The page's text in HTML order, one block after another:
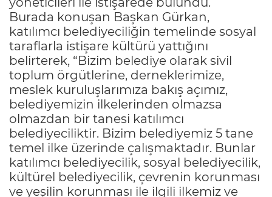
Burada konuşan Başkan Gürkan,
katılımcı belediyeciliğin temelinde sosyal
taraflarla istişare kültürü yattığını
belirterek, “Bizim belediye olarak sivil
toplum örgütlerine, derneklerimize,
meslek kuruluşlarımıza bakış açımız,
belediyemizin ilkelerinden olmazsa
olmazdan bir tanesi katılımcı
belediyeciliktir. Bizim belediyemiz 5 tane
temel ilke üzerinde çalışmaktadır. Bunlar
katılımcı belediyecilik, sosyal belediyecilik,
kültürel belediyecilik, çevrenin korunması
ve yeşilin korunması ile ilgili ilkemiz ve